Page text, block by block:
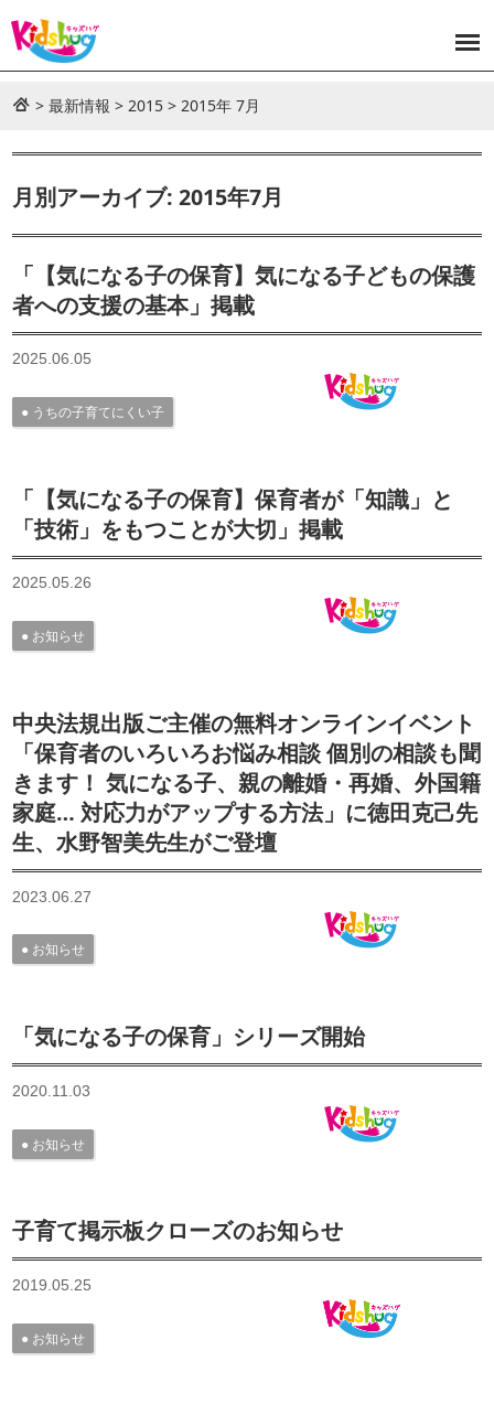
>最新情報 >2015 >2015年 7月
月別アーカイブ: 2015年7月
「【気になる子の保育】気になる子どもの保護
者への支援の基本」掲載
2025.06.05
うちの子育てにくい子
「【気になる子の保育】保育者が「知識」と
「技術」をもつことが大切」掲載
2025.05.26
お知らせ
中央法規出版ご主催の無料オンラインイベント
「保育者のいろいろお悩み相談 個別の相談も聞
きます！ 気になる子、親の離婚・再婚、外国籍
家庭… 対応力がアップする方法」に徳田克己先
生、水野智美先生がご登壇
2023.06.27
お知らせ
「気になる子の保育」シリーズ開始
2020.11.03
お知らせ
子育て掲示板クローズのお知らせ
2019.05.25
お知らせ